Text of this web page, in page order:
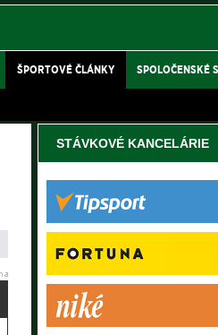
ŠPORTOVÉ ČLÁNKY SPOLOČENSKÉ
STÁVKOVÉ KANCELÁRIE